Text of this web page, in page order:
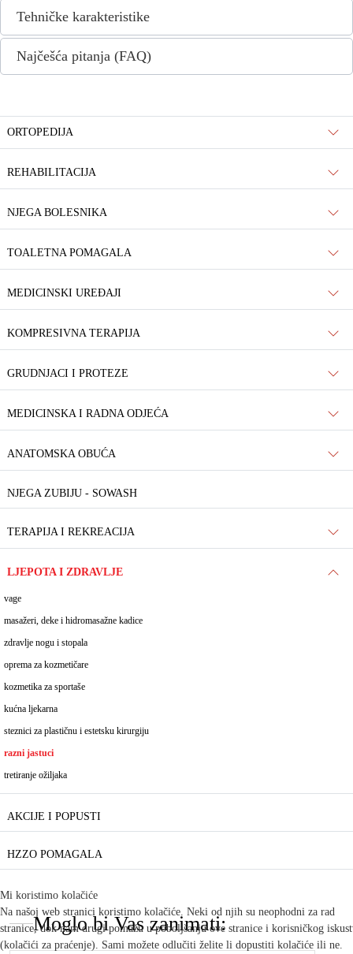
ORTOPEDIJA
REHABILITACIJA
NJEGA BOLESNIKA
TOALETNA POMAGALA
MEDICINSKI UREĐAJI
KOMPRESIVNA TERAPIJA
GRUDNJACI I PROTEZE
MEDICINSKA I RADNA ODJEĆA
ANATOMSKA OBUĆA
NJEGA ZUBIJU - SOWASH
TERAPIJA I REKREACIJA
LJEPOTA I ZDRAVLJE
vage
masažeri, deke i hidromasažne kadice
zdravlje nogu i stopala
oprema za kozmetičare
kozmetika za sportaše
kućna ljekarna
steznici za plastičnu i estetsku kirurgiju
razni jastuci
tretiranje ožiljaka
AKCIJE I POPUSTI
HZZO POMAGALA
Tehničke karakteristike
Najčešća pitanja (FAQ)
Moglo bi Vas zanimati:
Mi koristimo kolačiće
Na našoj web stranici koristimo kolačiće. Neki od njih su neophodni za rad
stranice, dok nam drugi pomažu u poboljšanju ove stranice i korisničkog
(kolačići za praćenje). Sami možete odlučiti želite li dopustiti kolačiće ili ne.